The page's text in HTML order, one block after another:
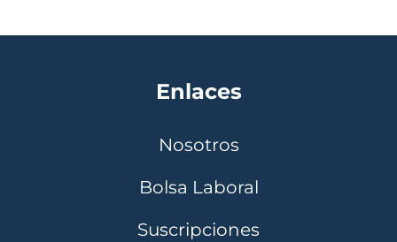
Enlaces
Nosotros
Bolsa Laboral
Suscripciones